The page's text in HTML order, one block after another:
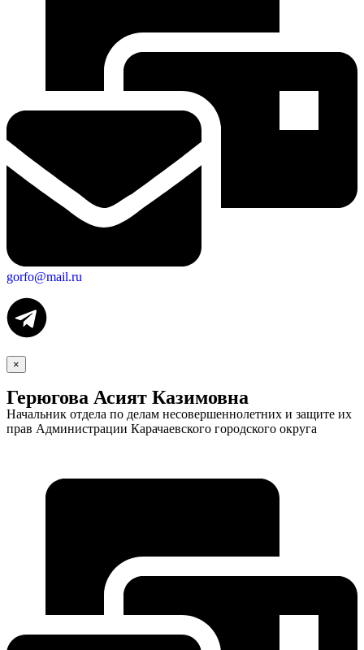
gorfo@mail.ru
×
Герюгова Асият Казимовна
Начальник отдела по делам несовершеннолетних и защите их
прав Администрации Карачаевского городского округа